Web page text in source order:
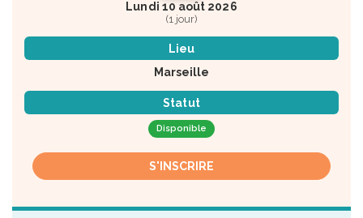
Lundi 10 août 2026
(1 jour)
Lieu
Marseille
Statut
Disponible
S'INSCRIRE